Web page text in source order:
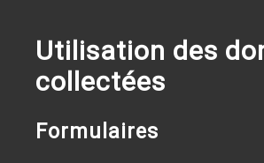
Utilisation des
collectées
Formulaires